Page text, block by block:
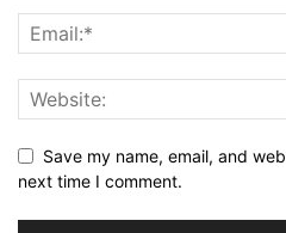
Save my name, email, and
next time I comment.